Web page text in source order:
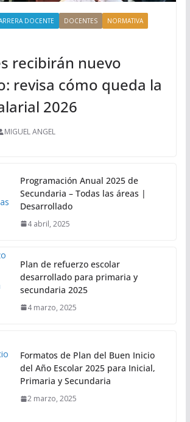
DOCENTE DOCENTES
NORMATIVA
recibirán nuevo
revisa cómo queda la
2026
MIGUEL ANGEL
Programación Anual 2025 de
Secundaria – Todas las áreas |
Desarrollado
4 abril, 2025
Plan de refuerzo escolar
desarrollado para primaria y
secundaria 2025
4 marzo, 2025
Formatos de Plan del Buen Inicio
del Año Escolar 2025 para Inicial,
Primaria y Secundaria
2 marzo, 2025